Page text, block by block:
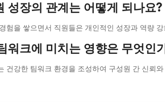
성장의 관계는 어떻게 되나요?
험을 쌓으면서 직원들은 개인적인 성장과 역량
워크에 미치는 영향은 무엇인
건강한 팀워크 환경을 조성하여 구성원 간 신뢰